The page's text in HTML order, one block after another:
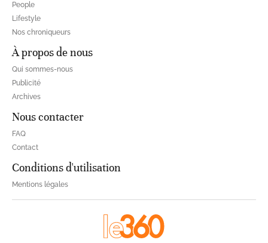
People
Lifestyle
Nos chroniqueurs
À propos de nous
Qui sommes-nous
Publicité
Archives
Nous contacter
FAQ
Contact
Conditions d'utilisation
Mentions légales